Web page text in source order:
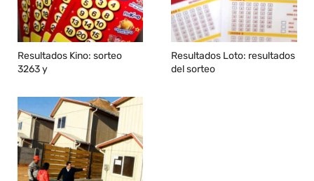
Resultados Kino: sorteo
3263 y
Resultados Loto: resultados
del sorteo